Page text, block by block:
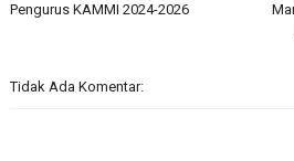
Pengurus KAMMI 2024-2026
Tidak Ada Komentar: